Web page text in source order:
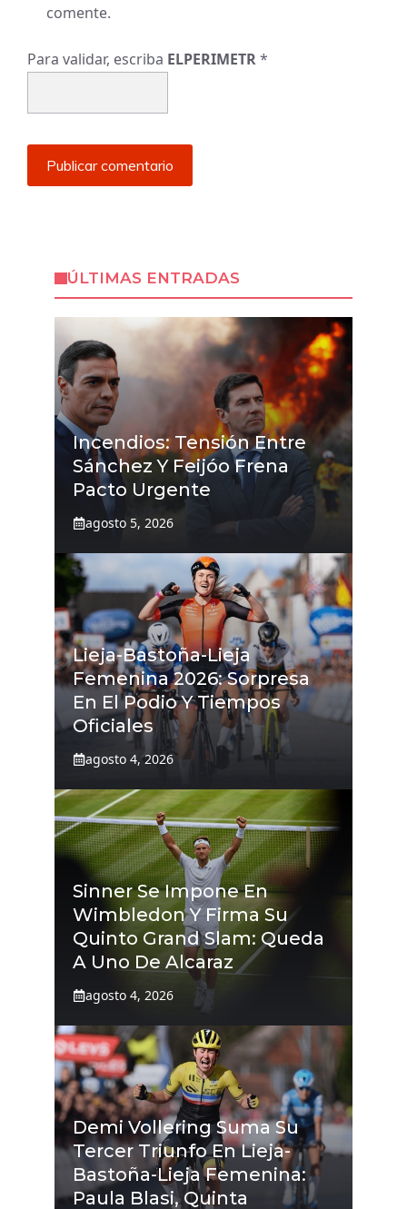
comente.
Para validar, escriba ELPERIMETR*
ÚLTIMAS ENTRADAS
Incendios: Tensión Entre
Sánchez Y Feijóo Frena
Pacto Urgente
agosto 5, 2026
Lieja-Bastoña-Lieja
Femenina 2026: Sorpresa
En El Podio Y Tiempos
Oficiales
agosto 4, 2026
Sinner Se Impone En
Wimbledon Y Firma Su
Quinto Grand Slam: Queda
A Uno De Alcaraz
agosto 4, 2026
Demi Vollering Suma Su
Tercer Triunfo En Lieja-
Bastoña-Lieja Femenina:
Paula Blasi, Quinta